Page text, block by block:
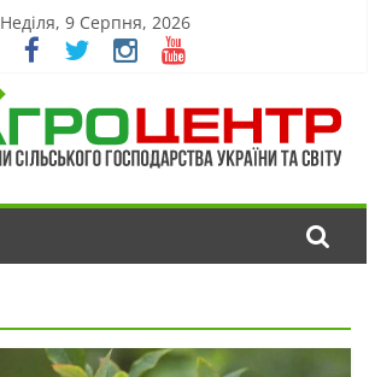
Неділя, 9 Серпня, 2026